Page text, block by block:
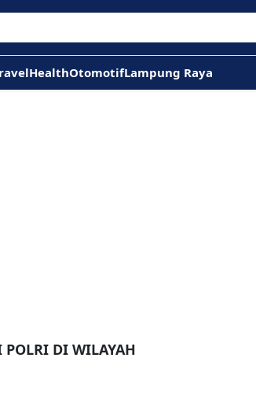
HealthOtomotifLampung Raya
POLRI DI WILAYAH